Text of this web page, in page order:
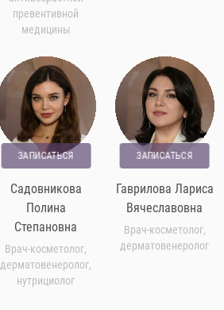
превентивной
медицины
ЗАПИСАТЬСЯ
Садовникова
Полина
Степановна
Врач-косметолог,
дерматовенеролог,
нутрициолог
ЗАПИСАТЬСЯ
Гаврилова Лариса
Вячеславовна
Врач-косметолог,
дерматовенеролог